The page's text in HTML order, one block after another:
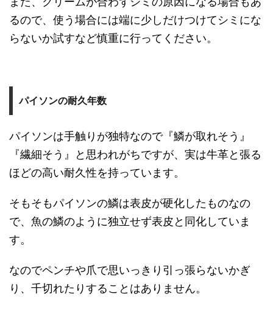
るので、使う場合には端に少しだけつけてシミにな
らないか試すなど慎重に行ってください。
パイソンの耐久年数
パイソンは手触りが独特なので『鱗が取れそう』
『繊細そう』と思われがちですが、実は牛革と張る
ほどの高い耐久性を持っています。
そもそもパイソンの鱗は表皮が硬化したものなの
で、魚の鱗のように独立せず表皮と同化していま
す。
なのでペンチや爪で思いっきり引っ張らないかぎ
り、千切れたりすることはありません。